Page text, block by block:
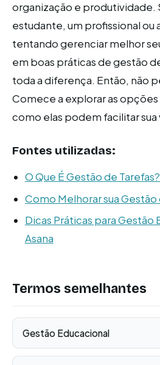
organização e produtividade.
estudante, um profissional ou
tentando gerenciar melhor
em boas práticas de gestão
toda a diferença. Então, não
Comece a explorar as
como elas podem facilitar sua
Fontes utilizadas:
O Que É Gestão de
Como Melhorar sua
Dicas Práticas para Gestão
Asana
Termos semelhantes
Gestão Educacional